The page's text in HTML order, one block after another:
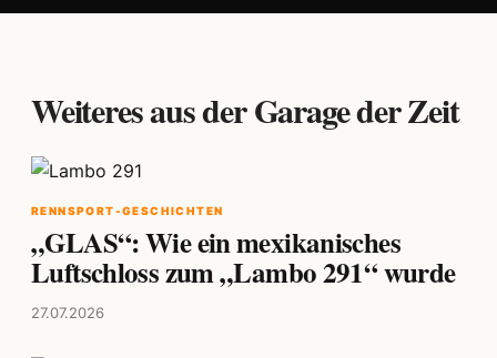
Weiteres aus der Garage der Zeit
RENNSPORT-GESCHICHTEN
„GLAS“: Wie ein mexikanisches
Luftschloss zum „Lambo 291“ wurde
27.07.2026